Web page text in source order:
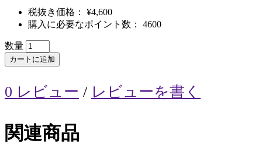
税抜き価格： ¥4,600
購入に必要なポイント数： 4600
数量
カートに追加
0 レビュー / レビューを書く
関連商品